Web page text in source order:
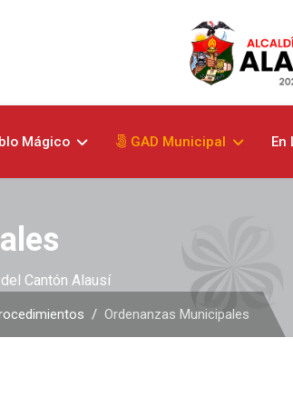
Mágico GAD Municipal En
Cantón Alausí
Ordenanzas Municipales